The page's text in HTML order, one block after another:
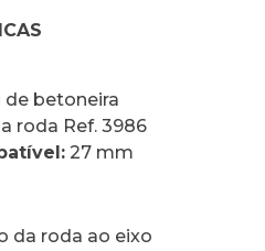
de betoneira
roda Ref. 3986
27 mm
da roda ao eixo